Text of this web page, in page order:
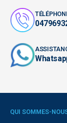
QUI SOMMES-